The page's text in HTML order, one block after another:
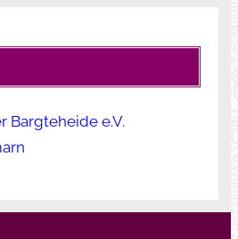
Bargteheide e.V.